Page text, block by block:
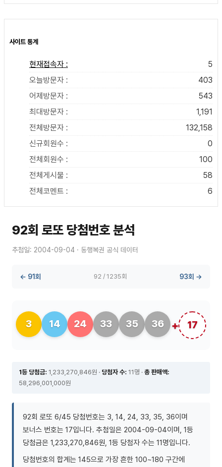
사이트 통계
현재접속자 :
5
오늘방문자 :
403
어제방문자 :
543
최대방문자 :
1,191
전체방문자 :
132,158
신규회원수 :
0
전체회원수 :
100
전체게시물 :
58
전체코멘트 :
6
92회 로또 당첨번호 분석
추첨일: 2004-09-04 · 동행복권 공식 데이터
← 91회 92 / 1235회 93회 →
3 14 24 33 35 36 17
1등 당첨금: 1,233,270,846원 · 당첨자 수: 11명 · 총 판매액:
58,296,001,000원
92회 로또 6/45 당첨번호는 3, 14, 24, 33, 35, 36이며
보너스 번호는 17입니다. 추첨일은 2004-09-04이며, 1등
당첨금은 1,233,270,846원, 1등 당첨자 수는 11명입니다.
당첨번호의 합계는 145으로 가장 흔한 100~180 구간에